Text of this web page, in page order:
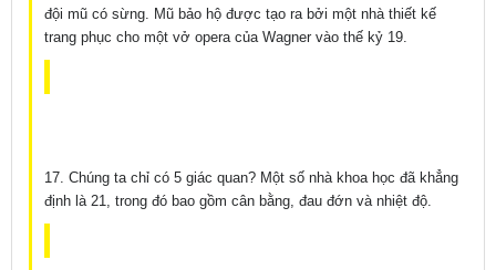
đội mũ có sừng. Mũ bảo hộ được tạo ra bởi một nhà thiết kế
trang phục cho một vở opera của Wagner vào thế kỷ 19.
17. Chúng ta chỉ có 5 giác quan? Một số nhà khoa học đã khẳng
định là 21, trong đó bao gồm cân bằng, đau đớn và nhiệt độ.